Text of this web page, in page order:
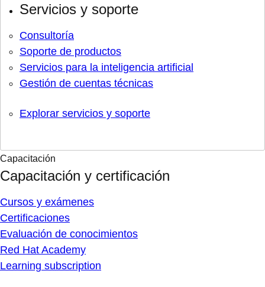
Servicios y soporte
Consultoría
Soporte de productos
Servicios para la inteligencia artificial
Gestión de cuentas técnicas
Explorar servicios y soporte
Capacitación
Capacitación y certificación
Cursos y exámenes
Certificaciones
Evaluación de conocimientos
Red Hat Academy
Learning subscription